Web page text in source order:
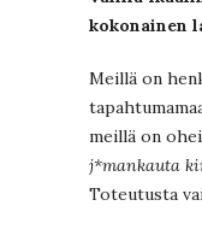
kokonainen
Meillä on
meillä on
j*mankauta
Toteutusta